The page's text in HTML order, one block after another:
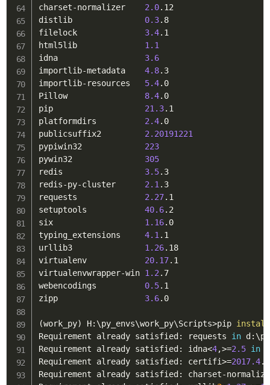
charset-normalizer 2.0.12
distlib 0.3.8
filelock 3.4.1
html5lib 1.1
idna 3.6
importlib-metadata 4.8.3
importlib-resources 5.4.0
Pillow 8.4.0
pip 21.3.1
platformdirs 2.4.0
publicsuffix2 2.20191221
pypiwin32 223
pywin32 305
redis 3.5.3
redis-py-cluster 2.1 .3
requests 2.27.1
setuptools 40.6.2
six 1.16.0
typing_extensions 4.1 .1
urllib3 1.26.18
virtualenv 20.17.1
virtualenvwrapper-win 1.2 .7
webencodings 0.5.1
zipp 3.6.0
(work_py) H: \py_envs\work_py\Scripts>pip install
Requirement already satisfied: requests in d: \
Requirement already satisfied: idna<4,>=2.5 in
Requirement already satisfied: certifi>=2017.4
Requirement already satisfied: charset-